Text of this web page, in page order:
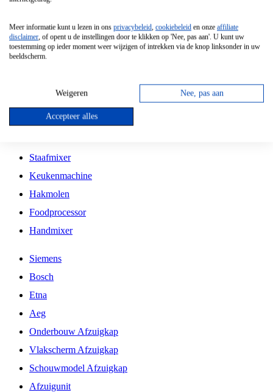
Vrijstaande Magnetron
Vrijstaande Kookplaat
Inbouw Gaskookplaat
Inbouw Keramische Kookplaat
Kookplaat Accessoires
Staafmixer
Keukenmachine
Hakmolen
Foodprocessor
Handmixer
Siemens
Bosch
Etna
Aeg
Onderbouw Afzuigkap
Vlakscherm Afzuigkap
Schouwmodel Afzuigkap
Afzuigunit
Meer informatie kunt u lezen in ons privacybeleid, cookiebeleid en onze affiliate
disclaimer, of opent u de instellingen door te klikken op 'Nee, pas aan'. U kunt uw
toestemming op ieder moment weer wijzigen of intrekken via de knop linksonder in uw
beeldscherm.
Weigeren Nee, pas aan
Accepteer alles